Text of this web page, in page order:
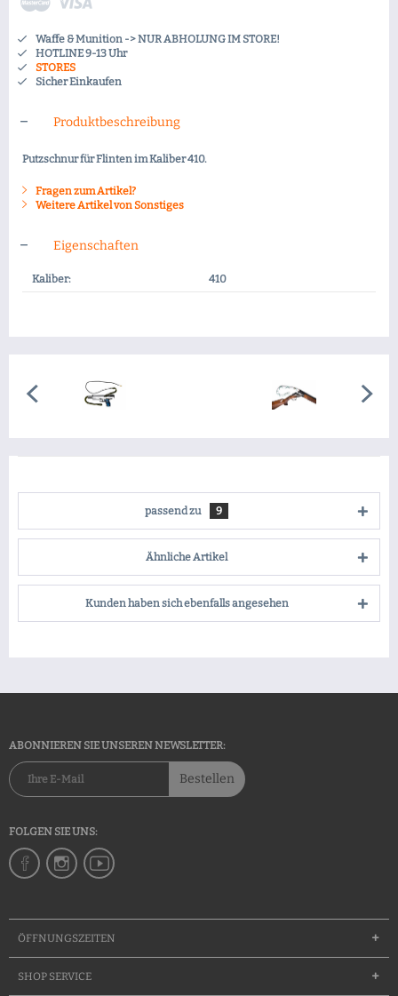
Waffe & Munition -> NUR ABHOLUNG IM STORE!
HOTLINE 9-13 Uhr
STORES
Sicher Einkaufen
Produktbeschreibung
Putzschnur für Flinten im Kaliber 410.
Fragen zum Artikel?
Weitere Artikel von Sonstiges
Eigenschaften
Kaliber: 410
passend zu 9
Ähnliche Artikel
Kunden haben sich ebenfalls angesehen
ABONNIEREN SIE UNSEREN NEWSLETTER:
Bestellen
FOLGEN SIE UNS:
ÖFFNUNGSZEITEN
SHOP SERVICE